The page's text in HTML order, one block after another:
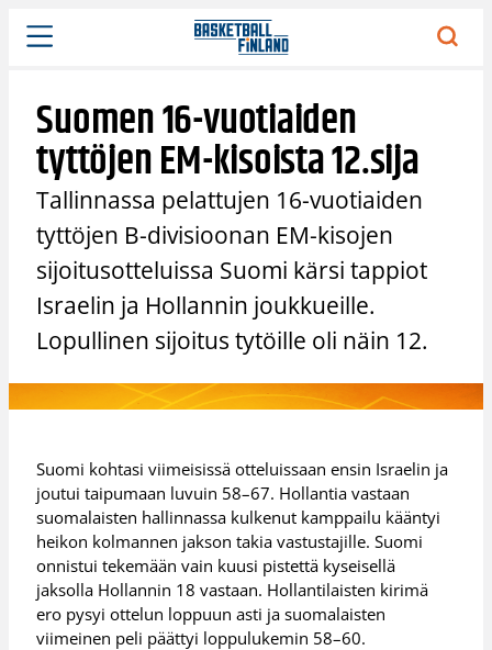
Siirry
sisältöön
Suomen 16-vuotiaiden
tyttöjen EM-kisoista 12.sija
Tallinnassa pelattujen 16-vuotiaiden
tyttöjen B-divisioonan EM-kisojen
sijoitusotteluissa Suomi kärsi tappiot
Israelin ja Hollannin joukkueille.
Lopullinen sijoitus tytöille oli näin 12.
Suomi kohtasi viimeisissä otteluissaan ensin Israelin ja
joutui taipumaan luvuin 58–67. Hollantia vastaan
suomalaisten hallinnassa kulkenut kamppailu kääntyi
heikon kolmannen jakson takia vastustajille. Suomi
onnistui tekemään vain kuusi pistettä kyseisellä
jaksolla Hollannin 18 vastaan. Hollantilaisten kirimä
ero pysyi ottelun loppuun asti ja suomalaisten
viimeinen peli päättyi loppulukemin 58–60.